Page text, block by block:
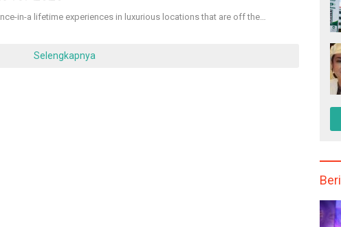
in-a lifetime experiences in luxurious locations that are off the…
Selengkapnya